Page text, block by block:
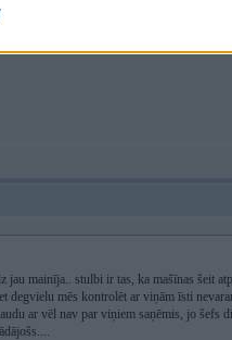
mainīja.. stulbi ir tas, ka mašīnas šeit
degvielu mēs kontrolēt ar viņām īsti
ar vēl nav par viņiem saņēmis, jo šefs